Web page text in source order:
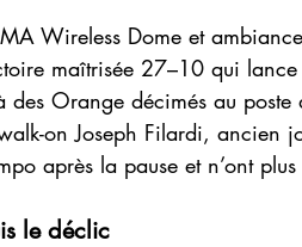
Wireless Dome et
maîtrisée 27–10 qui lance
Orange décimés au poste
on Joseph Filardi, ancien
après la pause et n’ont
le déclic